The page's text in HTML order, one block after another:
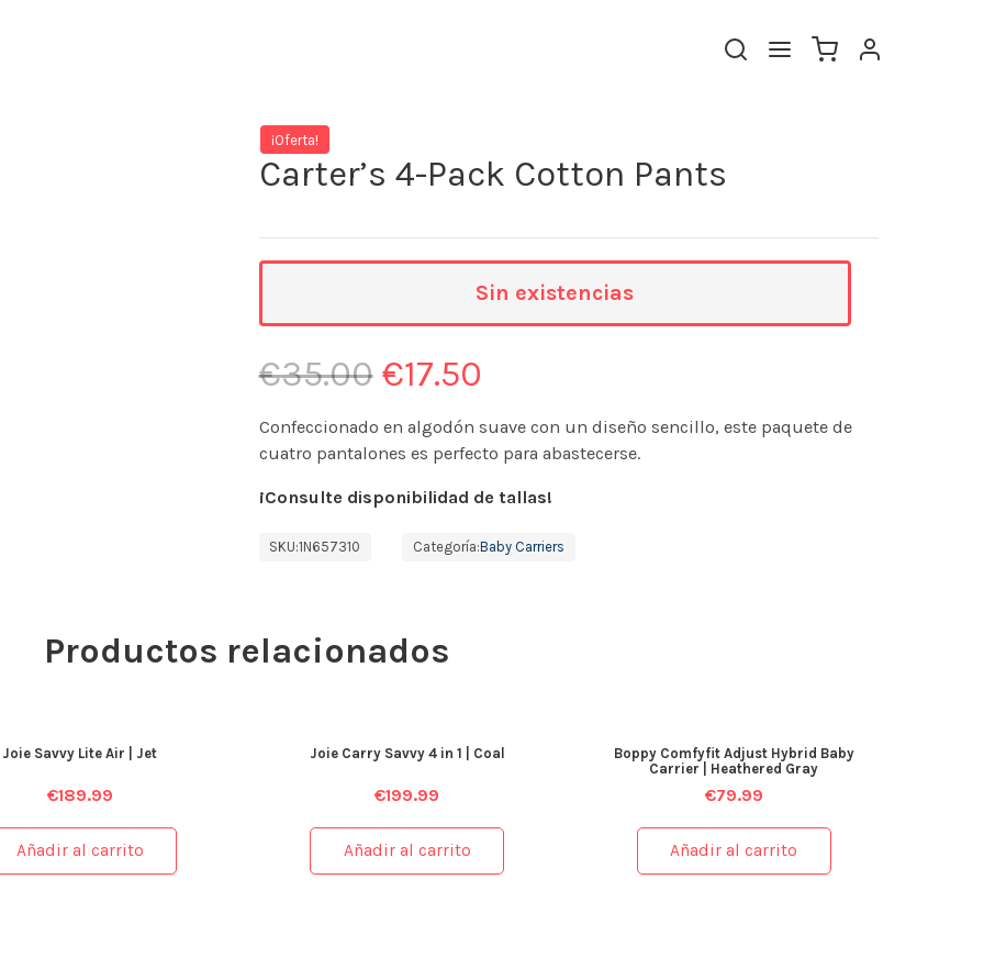
¡Oferta!
Carter’s 4-Pack Cotton Pants
€35.00 €17.50
Confeccionado en algodón suave con un diseño sencillo, este paquete de
cuatro pantalones es perfecto para abastecerse.
¡Consulte disponibilidad de tallas!
Sin existencias
SKU:1N657310 Categoría:Baby Carriers
Productos relacionados
Joie Savvy Lite Air | Jet
€189.99
Añadir al carrito
Joie Carry Savvy 4 in 1 | Coal
€199.99
Añadir al carrito
Boppy Comfyfit Adjust Hybrid Baby
Carrier | Heathered Gray
€79.99
Añadir al carrito